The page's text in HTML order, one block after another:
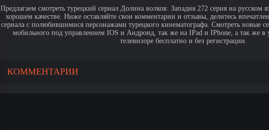
Предлагаем смотреть турецкий сериал Долина волков: Западня 272 серия на русском
хорошем качестве. Ниже оставляйте свои комментарии и отзывы, делитесь
сериала с полюбившимися персонажами турецкого кинематографа. Смотреть новые
мобильного под управлением IOS и Андроид, так же на IPad и IPhone, а так же в
телевизоре бесплатно и без регистрации.
КОММЕНТАРИИ